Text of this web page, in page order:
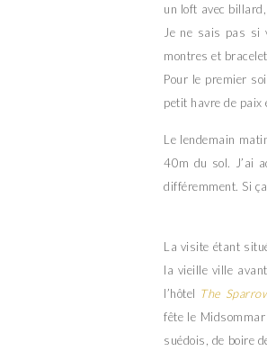
un loft avec
Je ne sais pas si
montres et
Pour le premier
petit havre de paix
Le lendemain
40m du sol. J’ai
différemment. Si
La visite étant
la vieille ville
l’hôtel The
fête le
suédois, de boire